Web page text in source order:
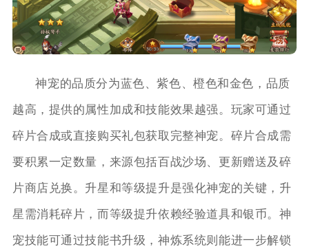
神宠的品质分为蓝色、紫色、橙色和金色，品质
越高，提供的属性加成和技能效果越强。玩家可通过
碎片合成或直接购买礼包获取完整神宠。碎片合成需
要积累一定数量，来源包括百战沙场、更新赠送及碎
片商店兑换。升星和等级提升是强化神宠的关键，升
星需消耗碎片，而等级提升依赖经验道具和银币。神
宠技能可通过技能书升级，神炼系统则能进一步解锁